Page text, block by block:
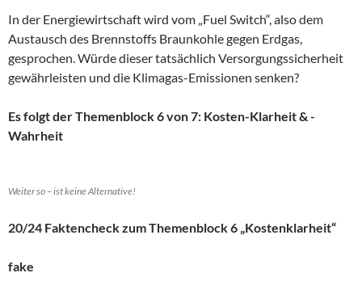
In der Energiewirtschaft wird vom „Fuel Switch“, also dem
Austausch des Brennstoffs Braunkohle gegen Erdgas,
gesprochen. Würde dieser tatsächlich Versorgungssicherheit
gewährleisten und die Klimagas-Emissionen senken?
Es folgt der Themenblock 6 von 7: Kosten-Klarheit & -
Wahrheit
Weiter so – ist keine Alternative!
20/24 Faktencheck zum Themenblock 6 „Kostenklarheit“
fake